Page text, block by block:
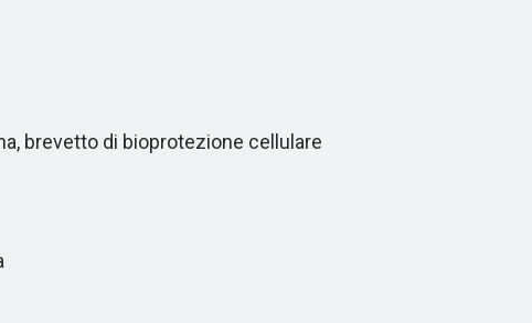
brevetto di bioprotezione cellulare